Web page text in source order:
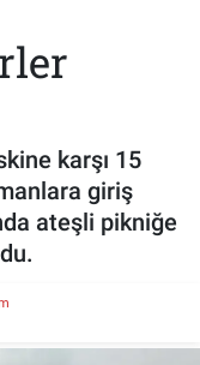
karşı 15
giriş
ateşli pikniğe